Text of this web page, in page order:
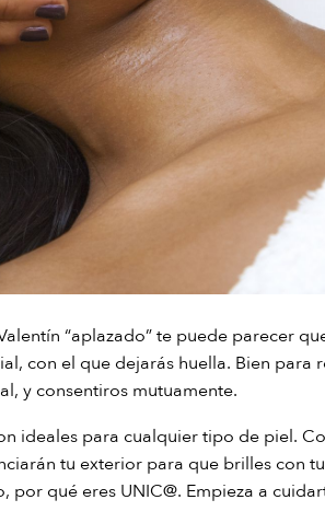
“aplazado” te puede parecer
con el que dejarás huella. Bien
y consentiros mutuamente.
ideales para cualquier tipo de piel.
tu exterior para que brilles con
qué eres UNIC@. Empieza a